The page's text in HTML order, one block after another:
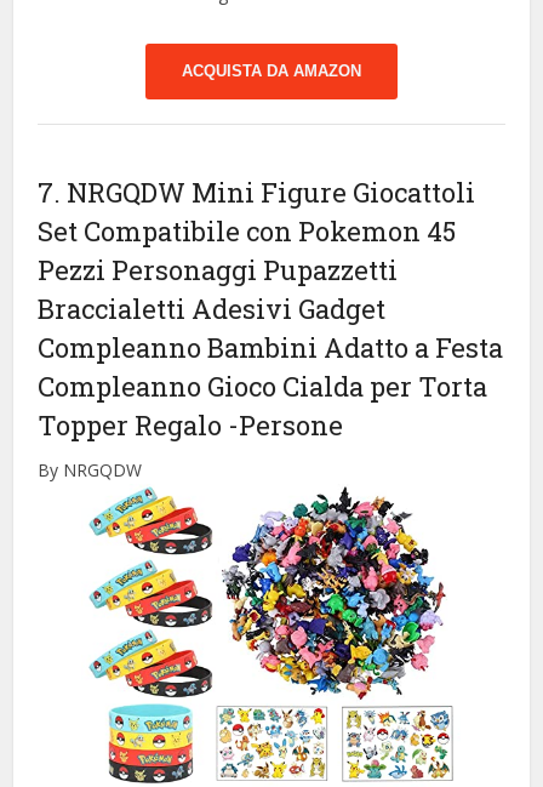
ACQUISTA DA AMAZON
7. NRGQDW Mini Figure Giocattoli
Set Compatibile con Pokemon 45
Pezzi Personaggi Pupazzetti
Braccialetti Adesivi Gadget
Compleanno Bambini Adatto a Festa
Compleanno Gioco Cialda per Torta
Topper Regalo -Persone
By NRGQDW